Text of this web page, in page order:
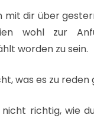
mit dir über
wohl zur
worden zu sein.
was es zu reden
nicht richtig, wie